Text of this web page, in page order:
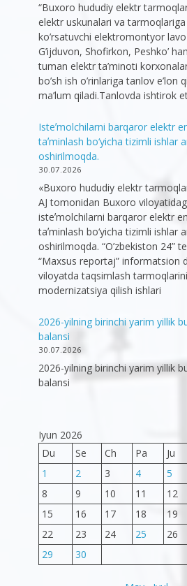
“Buxoro hududiy elektr
elektr uskunalari va
ko’rsatuvchi elektromontyor
G’ijduvon, Shofirkon, Peshko’
tuman elektr ta’minoti
bo’sh ish o’rinlariga tanlov e’lon
ma’lum qiladi.Tanlovda ishtirok
Isteʼmolchilarni barqaror elektr
taʼminlash bo‘yicha tizimli ishlar
oshirilmoqda.
30.07.2026
«Buxoro hududiy elektr
AJ tomonidan Buxoro
isteʼmolchilarni barqaror elektr
taʼminlash bo‘yicha tizimli ishlar
oshirilmoqda. “O’zbekiston 24”
“Maxsus reportaj” informatsion
viloyatda taqsimlash
modernizatsiya qilish ishlari
2026-yilning birinchi yarim yillik
balansi
30.07.2026
2026-yilning birinchi yarim yillik
balansi
Iyun 2026
Du
Se Ch Pa Ju
1
2 3 4 5
8
9 10 11 12
15
16 17 18 19
22
23 24 25 26
29
30